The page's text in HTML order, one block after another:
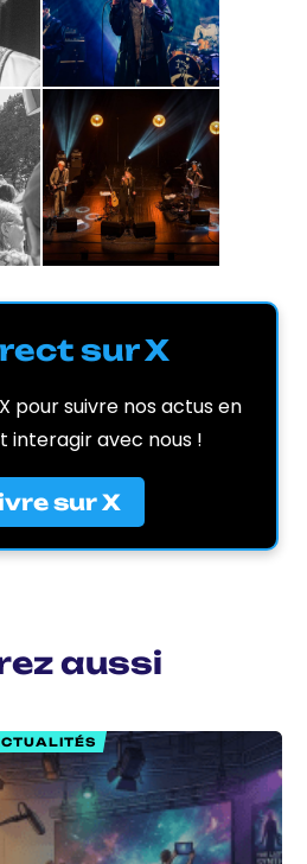
sur X
pour suivre nos actus en
interagir avec nous !
sur X
aussi